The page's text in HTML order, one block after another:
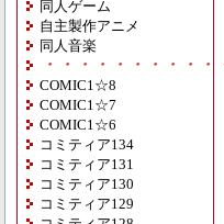
同人ゲーム
自主製作アニメ
同人音楽
・・・・・・・・・・
COMIC1☆8
COMIC1☆7
COMIC1☆6
コミティア134
コミティア131
コミティア130
コミティア129